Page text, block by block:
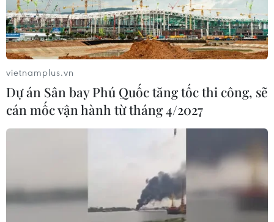
vietnamplus.vn
Dự án Sân bay Phú Quốc tăng tốc thi công, sẽ
cán mốc vận hành từ tháng 4/2027